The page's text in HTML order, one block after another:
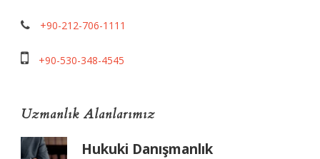
+90-212-706-1111
+90-530-348-4545
Uzmanlık Alanlarımız
Hukuki Danışmanlık